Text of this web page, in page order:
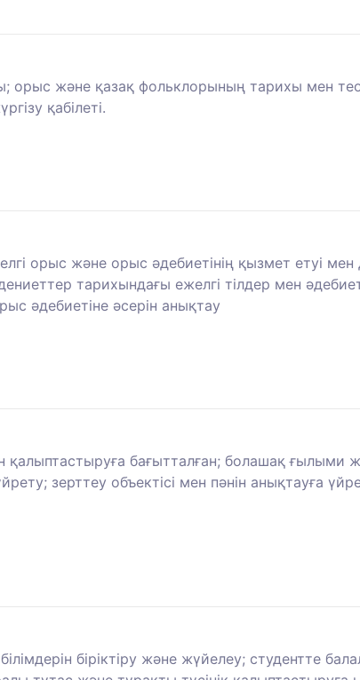
орыс және қазақ фольклорының тарихы мен
қабілеті.
орыс және орыс әдебиетінің қызмет етуі мен
тарихындағы ежелгі тілдер мен
әдебиетіне әсерін анықтау
қалыптастыруға бағытталған; болашақ
зерттеу объектісі мен пәнін анықтауға
біріктіру және жүйелеу; студентте